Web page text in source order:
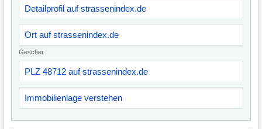
Detailprofil auf strassenindex.de
Ort auf strassenindex.de
Gescher
PLZ 48712 auf strassenindex.de
Immobilienlage verstehen